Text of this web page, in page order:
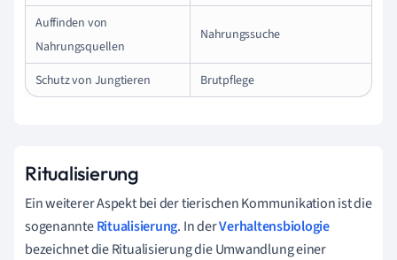
Auffinden von
Nahrungsquellen
Nahrungssuche
Schutz von Jungtieren Brutpflege
Ritualisierung
Ein weiterer Aspekt bei der tierischen Kommunikation ist die
sogenannteRitualisierung. In derVerhaltensbiologie
bezeichnet die Ritualisierungdie Umwandlung einer